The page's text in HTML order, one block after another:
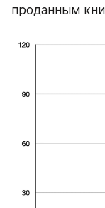
проданным